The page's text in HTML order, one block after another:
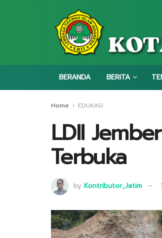
BERANDA BERITA
Home EDUKASI
LDII
Terbuka
by Kontributor_Jatim